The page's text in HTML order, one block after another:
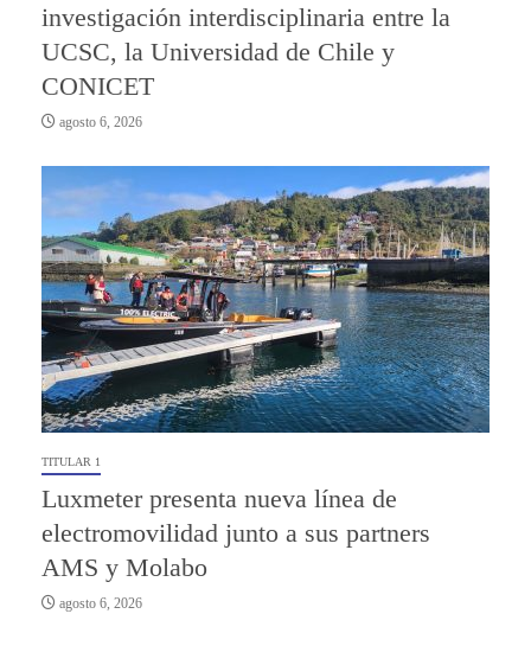
investigación interdisciplinaria entre la
UCSC, la Universidad de Chile y
CONICET
agosto 6, 2026
TITULAR 1
Luxmeter presenta nueva línea de
electromovilidad junto a sus partners
AMS y Molabo
agosto 6, 2026